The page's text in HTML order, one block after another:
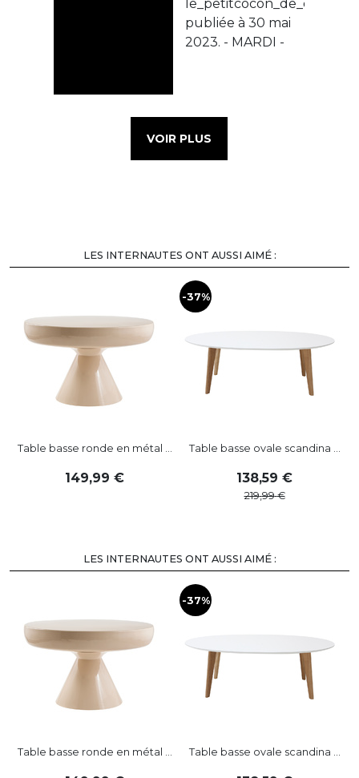
VOIR PLUS
LES INTERNAUTES ONT AUSSI AIMÉ :
Table basse ronde en métal ...
149,99
-37%
Table basse ovale scandina ...
138,59
219,99
LES INTERNAUTES ONT AUSSI AIMÉ :
Table basse ronde en métal ...
-37%
Table basse ovale scandina ...